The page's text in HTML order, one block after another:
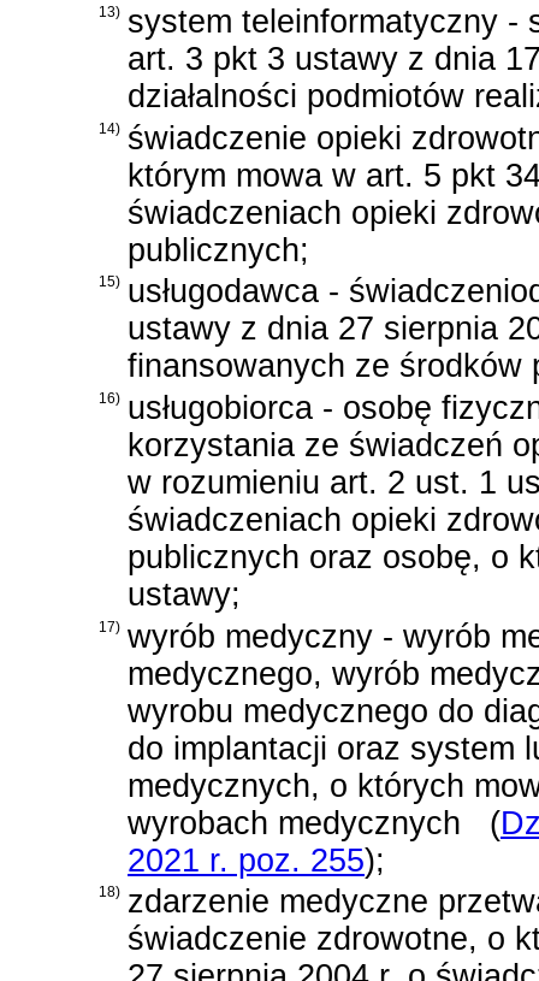
13) system teleinformatyczny -
art. 3 pkt 3 ustawy z dnia
działalności podmiotów
14) świadczenie opieki
którym mowa w art. 5 pkt
świadczeniach opieki
publicznych;
15) usługodawca -
ustawy z dnia 27 sierpnia
finansowanych ze środków
16) usługobiorca - osobę
korzystania ze świadczeń
w rozumieniu art. 2 ust. 1
świadczeniach opieki
publicznych oraz osobę, o
ustawy;
17) wyrób medyczny - wyrób
medycznego, wyrób
wyrobu medycznego do
do implantacji oraz system
medycznych, o których
wyrobach medycznych
(
2021 r. poz. 255);
18) zdarzenie medyczne
świadczenie zdrowotne, o